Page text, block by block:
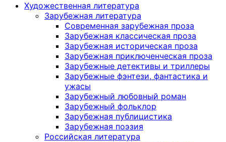
Художественная литература
Зарубежная литература
Современная зарубежная проза
Зарубежная классическая проза
Зарубежная историческая проза
Зарубежная приключенческая проза
Зарубежные детективы и триллеры
Зарубежные фэнтези, фантастика и
ужасы
Зарубежный любовный роман
Зарубежный фольклор
Зарубежная публицистика
Зарубежная поэзия
Российская литература